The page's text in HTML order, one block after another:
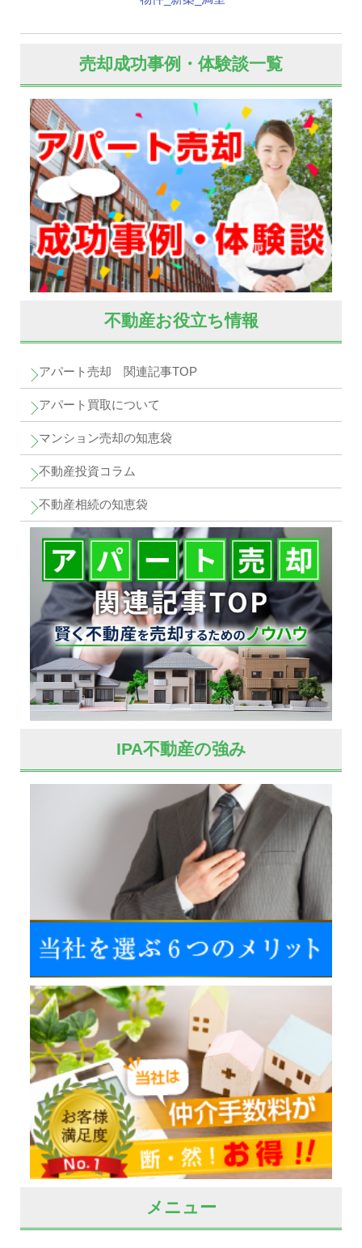
売却成功事例・体験談一覧
不動産お役立ち情報
アパート売却 関連記事TOP
アパート買取について
マンション売却の知恵袋
不動産投資コラム
不動産相続の知恵袋
IPA不動産の強み
メニュー